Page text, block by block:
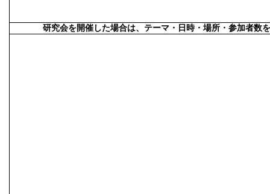
研究会を開催した場合は、テーマ・日時・場所・参加者数